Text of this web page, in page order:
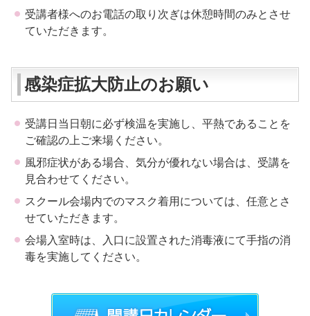
受講者様へのお電話の取り次ぎは休憩時間のみとさせ
ていただきます。
感染症拡大防止のお願い
受講日当日朝に必ず検温を実施し、平熱であることを
ご確認の上ご来場ください。
風邪症状がある場合、気分が優れない場合は、受講を
見合わせてください。
スクール会場内でのマスク着用については、任意とさ
せていただきます。
会場入室時は、入口に設置された消毒液にて手指の消
毒を実施してください。